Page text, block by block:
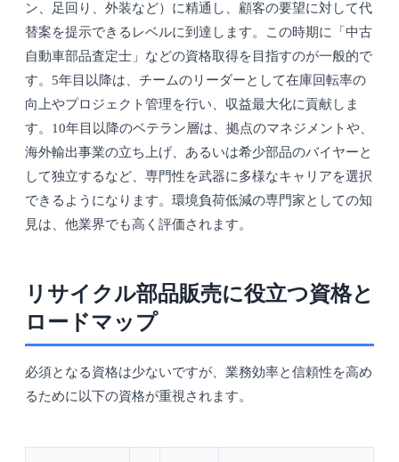
ン、足回り、外装など）に精通し、顧客の要望に対して代
替案を提示できるレベルに到達します。この時期に「中古
自動車部品査定士」などの資格取得を目指すのが一般的で
す。5年目以降は、チームのリーダーとして在庫回転率の
向上やプロジェクト管理を行い、収益最大化に貢献しま
す。10年目以降のベテラン層は、拠点のマネジメントや、
海外輸出事業の立ち上げ、あるいは希少部品のバイヤーと
して独立するなど、専門性を武器に多様なキャリアを選択
できるようになります。環境負荷低減の専門家としての知
見は、他業界でも高く評価されます。
リサイクル部品販売に役立つ資格と
ロードマップ
必須となる資格は少ないですが、業務効率と信頼性を高め
るために以下の資格が重視されます。